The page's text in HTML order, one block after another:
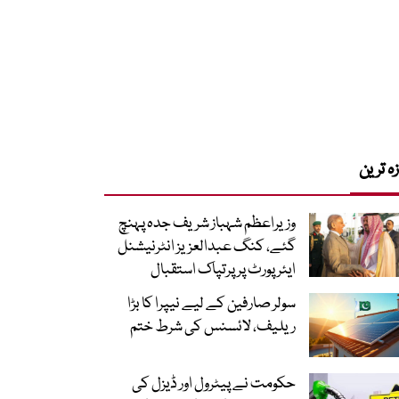
ترین
وزیراعظم شہباز شریف جدہ پہنچ
گئے، کنگ عبدالعزیز انٹرنیشنل
ایئر پورٹ پر پرتپاک استقبال
سولر صارفین کے لیے نیپرا کا بڑا
ریلیف، لائسنس کی شرط ختم
حکومت نے پیٹرول اور ڈیزل کی